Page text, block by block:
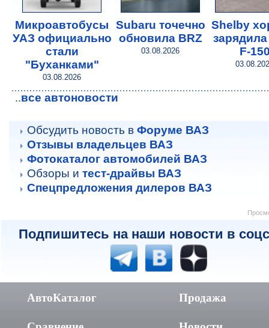
Микроавтобусы
УАЗ официально
стали
"Буханками"
03.08.2026
Subaru точечно
обновила BRZ
03.08.2026
Shelby
F-
..все автоновости
Обсудить новость в Форуме ВАЗ
Отзывы владельцев ВАЗ
Фотокаталог автомобилей ВАЗ
Обзоры и тест-драйвы ВАЗ
Спецпредложения дилеров ВАЗ
Подпишитесь на наши новости в
АвтоКаталог Продажа